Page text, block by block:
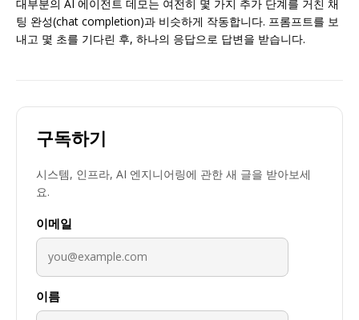
대부분의 AI 에이전트 데모는 여전히 몇 가지 추가 단계를 거친 채
팅 완성(chat completion)과 비슷하게 작동합니다. 프롬프트를 보
내고 몇 초를 기다린 후, 하나의 응답으로 답변을 받습니다.
구독하기
시스템, 인프라, AI 엔지니어링에 관한 새 글을 받아보세
요.
이메일
이름